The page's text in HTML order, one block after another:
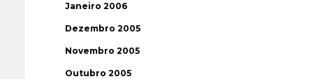
Janeiro 2006
Dezembro 2005
Novembro 2005
Outubro 2005